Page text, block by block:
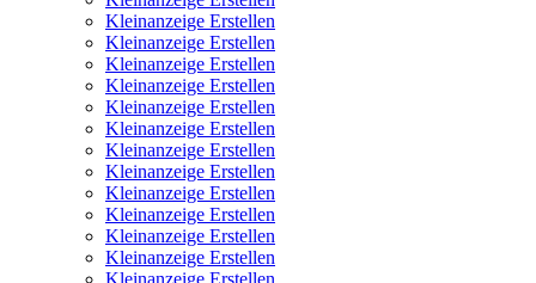
Kleinanzeige Erstellen
Kleinanzeige Erstellen
Kleinanzeige Erstellen
Kleinanzeige Erstellen
Kleinanzeige Erstellen
Kleinanzeige Erstellen
Kleinanzeige Erstellen
Kleinanzeige Erstellen
Kleinanzeige Erstellen
Kleinanzeige Erstellen
Kleinanzeige Erstellen
Kleinanzeige Erstellen
Kleinanzeige Erstellen